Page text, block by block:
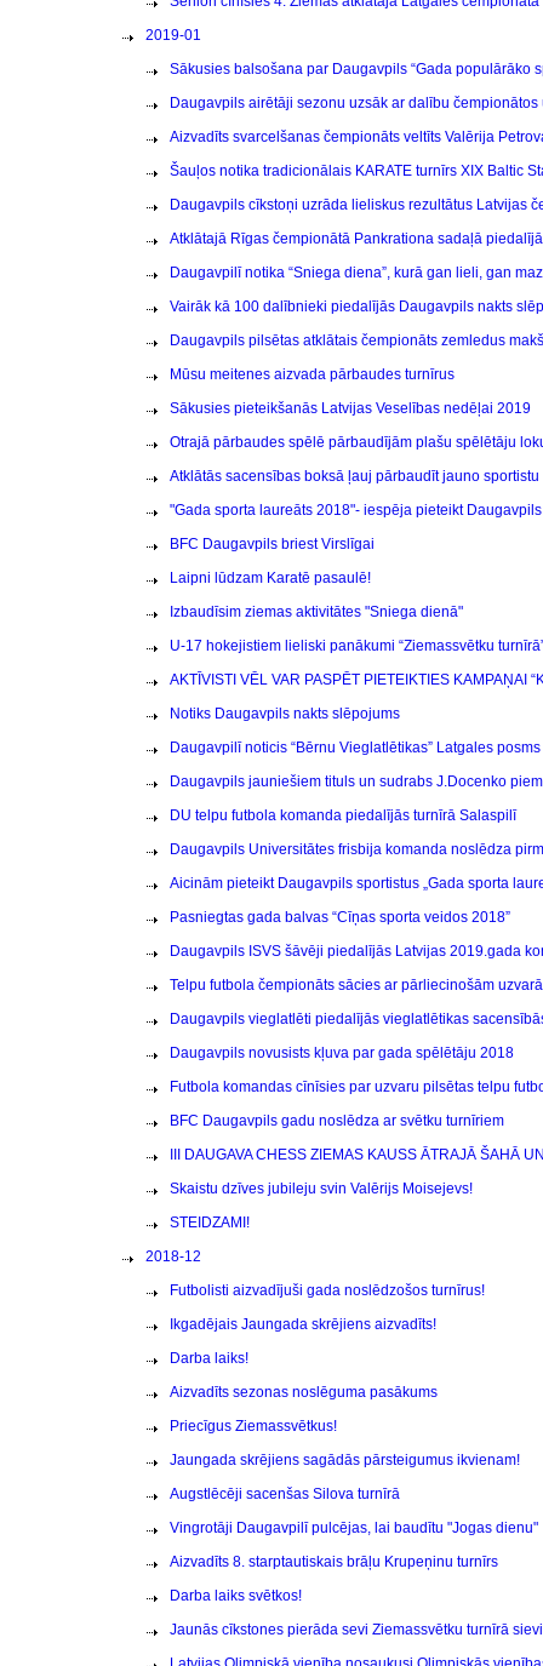
2019-01
Sākusies balsošana par Daugavpils “Gada populārāko
Daugavpils airētāji sezonu uzsāk ar dalību čempionātos
Aizvadīts svarcelšanas čempionāts veltīts Valērija
Šauļos notika tradicionālais KARATE turnīrs XIX Baltic
Daugavpils cīkstoņi uzrāda lieliskus rezultātus Latvijas
Atklātajā Rīgas čempionātā Pankrationa sadaļā
Daugavpilī notika “Sniega diena”, kurā gan lieli, gan
Vairāk kā 100 dalībnieki piedalījās Daugavpils nakts
Daugavpils pilsētas atklātais čempionāts zemledus
Mūsu meitenes aizvada pārbaudes turnīrus
Sākusies pieteikšanās Latvijas Veselības nedēļai 2019
Otrajā pārbaudes spēlē pārbaudījām plašu spēlētāju
Atklātās sacensības boksā ļauj pārbaudīt jauno
"Gada sporta laureāts 2018"- iespēja pieteikt
BFC Daugavpils briest Virslīgai
Laipni lūdzam Karatē pasaulē!
Izbaudīsim ziemas aktivitātes "Sniega dienā"
U-17 hokejistiem lieliski panākumi “Ziemassvētku
AKTĪVISTI VĒL VAR PASPĒT PIETEIKTIES KAMPAŅAI
Notiks Daugavpils nakts slēpojums
Daugavpilī noticis “Bērnu Vieglatlētikas” Latgales posms
Daugavpils jauniešiem tituls un sudrabs J.Docenko
DU telpu futbola komanda piedalījās turnīrā Salaspilī
Daugavpils Universitātes frisbija komanda noslēdza
Aicinām pieteikt Daugavpils sportistus „Gada sporta
Pasniegtas gada balvas “Cīņas sporta veidos 2018”
Daugavpils ISVS šāvēji piedalījās Latvijas 2019.gada
Telpu futbola čempionāts sācies ar pārliecinošām
Daugavpils vieglatlēti piedalījās vieglatlētikas
Daugavpils novusists kļuva par gada spēlētāju 2018
Futbola komandas cīnīsies par uzvaru pilsētas telpu
BFC Daugavpils gadu noslēdza ar svētku turnīriem
III DAUGAVA CHESS ZIEMAS KAUSS ĀTRAJĀ ŠAHĀ
Skaistu dzīves jubileju svin Valērijs Moisejevs!
STEIDZAMI!
2018-12
Futbolisti aizvadījuši gada noslēdzošos turnīrus!
Ikgadējais Jaungada skrējiens aizvadīts!
Darba laiks!
Aizvadīts sezonas noslēguma pasākums
Priecīgus Ziemassvētkus!
Jaungada skrējiens sagādās pārsteigumus ikvienam!
Augstlēcēji sacenšas Silova turnīrā
Vingrotāji Daugavpilī pulcējas, lai baudītu "Jogas dienu"
Aizvadīts 8. starptautiskais brāļu Krupeņinu turnīrs
Darba laiks svētkos!
Jaunās cīkstones pierāda sevi Ziemassvētku turnīrā